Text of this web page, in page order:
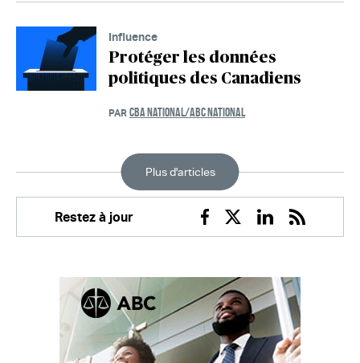
Influence
Protéger les données
politiques des Canadiens
PAR CBA NATIONAL/ABC NATIONAL
Plus d'articles
Restez à jour
Facebook
TwitterLinkedin
RSS